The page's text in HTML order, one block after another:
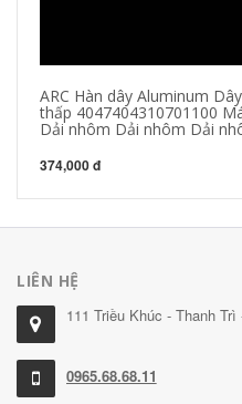
ARC Hàn dây Aluminum
thấp 4047404310701100
Dải nhôm Dải nhôm Dải
374,000 đ
LIÊN HỆ
111 Triều Khúc - Thanh Trì
0965.68.68.11